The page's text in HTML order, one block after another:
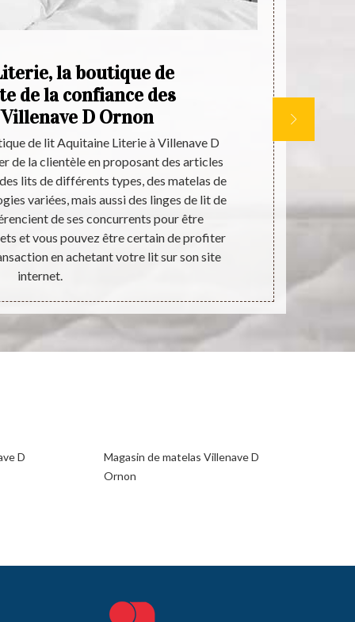
la boutique de
de la confiance des
D Ornon
de lit Aquitaine Literie à Villenave D
de la clientèle en proposant des articles
lits de différents types, des matelas de
variées, mais aussi des linges de lit de
de ses concurrents pour être
et vous pouvez être certain de profiter
en achetant votre lit sur son site
internet.
En
D
Magasin de matelas Villenave D
Ornon